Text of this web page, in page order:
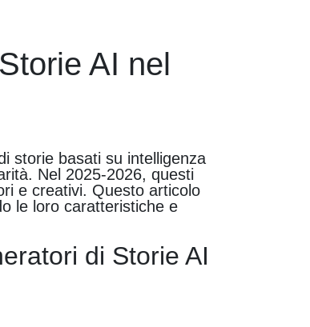
AI nel
storie basati su intelligenza
Nel 2025-2026, questi
e creativi. Questo articolo
le loro caratteristiche e
di Storie AI